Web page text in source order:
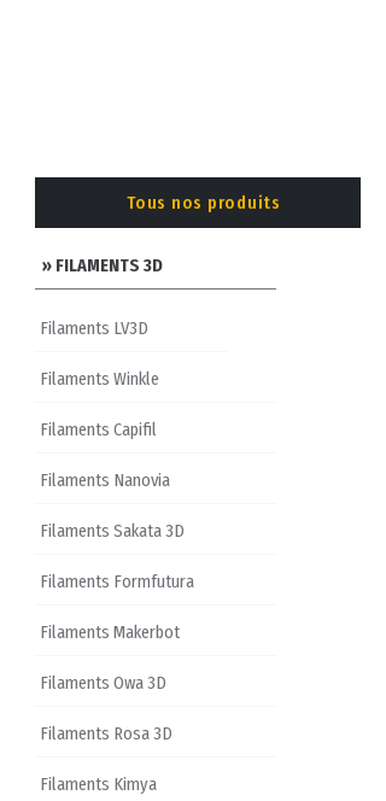
Tous nos produits
» FILAMENTS 3D
Filaments LV3D
Filaments Winkle
Filaments Capifil
Filaments Nanovia
Filaments Sakata 3D
Filaments Formfutura
Filaments Makerbot
Filaments Owa 3D
Filaments Rosa 3D
Filaments Kimya